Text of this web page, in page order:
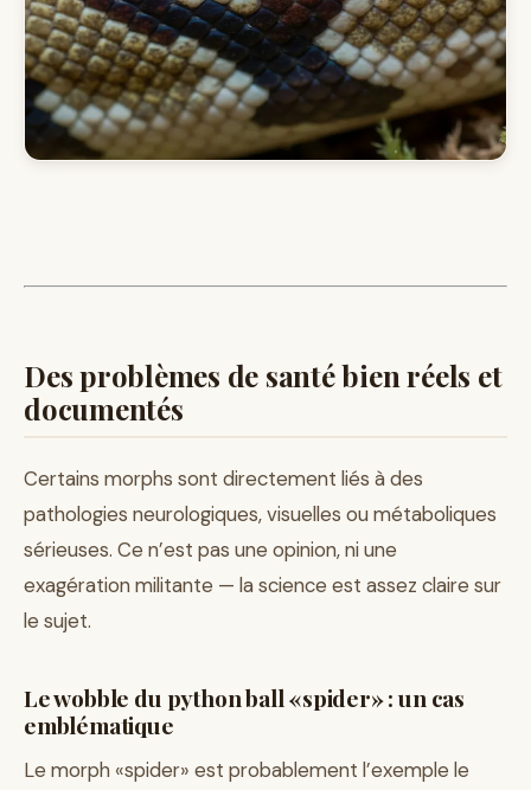
Des problèmes de santé bien réels et
documentés
Certains morphs sont directement liés à des
pathologies neurologiques, visuelles ou métaboliques
sérieuses. Ce n’est pas une opinion, ni une
exagération militante — la science est assez claire sur
le sujet.
Le wobble du python ball «spider» : un cas
emblématique
Le morph «spider» est probablement l’exemple le